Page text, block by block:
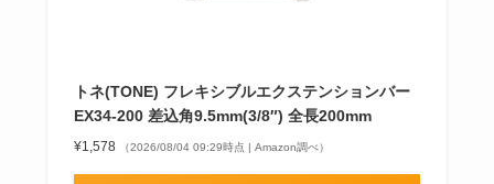
トネ(TONE) フレキシブルエクステンションバー
EX34-200 差込角9.5mm(3/8″) 全長200mm
¥1,578 （2026/08/04 09:29時点 | Amazon調べ）